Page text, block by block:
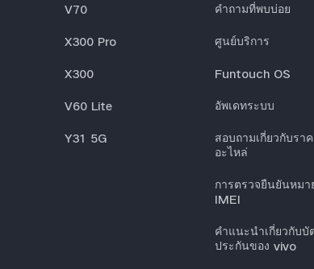
V70
X300 Pro
X300
V60 Lite
Y31 5G
คำถามที่พบบ่อย
ศูนย์บริการ
Funtouch OS
อัพเดทระบบ
สอบถามเกี่ยวกับรา
อะไหล่
การตรวจยืนยันหมา
IMEI
คำแนะนำเกี่ยวกับบั
ประกันของ vivo